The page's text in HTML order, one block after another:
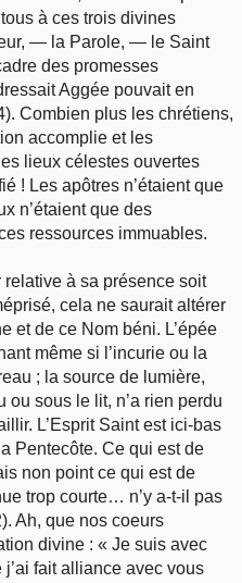
à ces trois divines
— la Parole, — le Saint
des promesses
Aggée pouvait en
Combien plus les chrétiens,
accomplie et les
lieux célestes ouvertes
! Les apôtres n’étaient que
n’étaient que des
ressources immuables.
à sa présence soit
cela ne saurait altérer
et de ce Nom béni. L’épée
même si l’incurie ou la
; la source de lumière,
sous le lit, n’a rien perdu
L’Esprit Saint est ici-bas
Pentecôte. Ce qui est de
non point ce qui est de
trop courte… n’y a-t-il pas
Ah, que nos coeurs
divine : « Je suis avec
fait alliance avec vous